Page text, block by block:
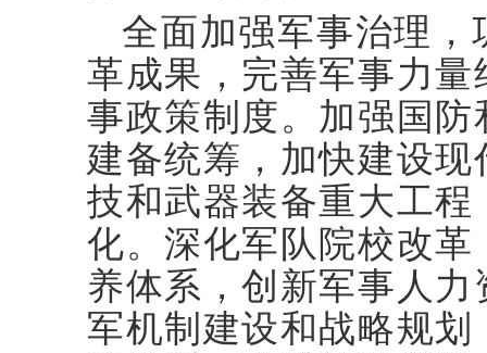
全面加强军事治理
革成果，完善军事力
事政策制度。加强国
建备统筹，加快建设
技和武器装备重大工
化。深化军队院校改
养体系，创新军事人
军机制建设和战略规